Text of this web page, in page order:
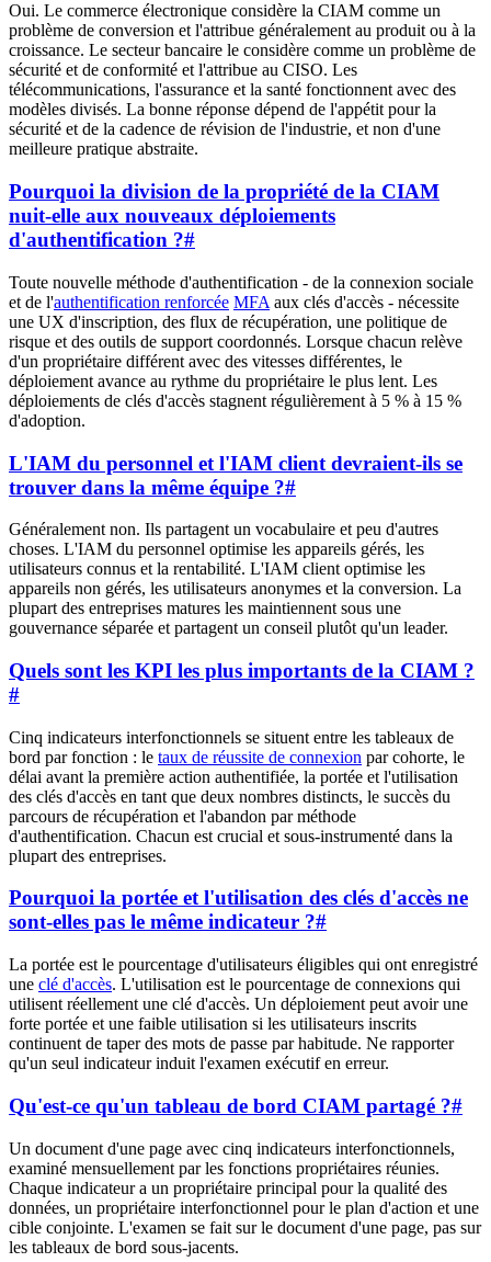
Oui. Le commerce électronique considère la CIAM comme un
problème de conversion et l'attribue généralement au produit ou à la
croissance. Le secteur bancaire le considère comme un problème de
sécurité et de conformité et l'attribue au CISO. Les
télécommunications, l'assurance et la santé fonctionnent avec des
modèles divisés. La bonne réponse dépend de l'appétit pour la
sécurité et de la cadence de révision de l'industrie, et non d'une
meilleure pratique abstraite.
Pourquoi la division de la propriété de la CIAM
nuit-elle aux nouveaux déploiements
d'authentification ?#
Toute nouvelle méthode d'authentification - de la connexion sociale
et de l'authentification renforcée MFA aux clés d'accès - nécessite
une UX d'inscription, des flux de récupération, une politique de
risque et des outils de support coordonnés. Lorsque chacun relève
d'un propriétaire différent avec des vitesses différentes, le
déploiement avance au rythme du propriétaire le plus lent. Les
déploiements de clés d'accès stagnent régulièrement à 5 % à 15 %
d'adoption.
L'IAM du personnel et l'IAM client devraient-ils se
trouver dans la même équipe ?#
Généralement non. Ils partagent un vocabulaire et peu d'autres
choses. L'IAM du personnel optimise les appareils gérés, les
utilisateurs connus et la rentabilité. L'IAM client optimise les
appareils non gérés, les utilisateurs anonymes et la conversion. La
plupart des entreprises matures les maintiennent sous une
gouvernance séparée et partagent un conseil plutôt qu'un leader.
Quels sont les KPI les plus importants de la CIAM ?
#
Cinq indicateurs interfonctionnels se situent entre les tableaux de
bord par fonction : le taux de réussite de connexion par cohorte, le
délai avant la première action authentifiée, la portée et l'utilisation
des clés d'accès en tant que deux nombres distincts, le succès du
parcours de récupération et l'abandon par méthode
d'authentification. Chacun est crucial et sous-instrumenté dans la
plupart des entreprises.
Pourquoi la portée et l'utilisation des clés d'accès ne
sont-elles pas le même indicateur ?#
La portée est le pourcentage d'utilisateurs éligibles qui ont enregistré
une clé d'accès. L'utilisation est le pourcentage de connexions qui
utilisent réellement une clé d'accès. Un déploiement peut avoir une
forte portée et une faible utilisation si les utilisateurs inscrits
continuent de taper des mots de passe par habitude. Ne rapporter
qu'un seul indicateur induit l'examen exécutif en erreur.
Qu'est-ce qu'un tableau de bord CIAM partagé ?#
Un document d'une page avec cinq indicateurs interfonctionnels,
examiné mensuellement par les fonctions propriétaires réunies.
Chaque indicateur a un propriétaire principal pour la qualité des
données, un propriétaire interfonctionnel pour le plan d'action et une
cible conjointe. L'examen se fait sur le document d'une page, pas sur
les tableaux de bord sous-jacents.